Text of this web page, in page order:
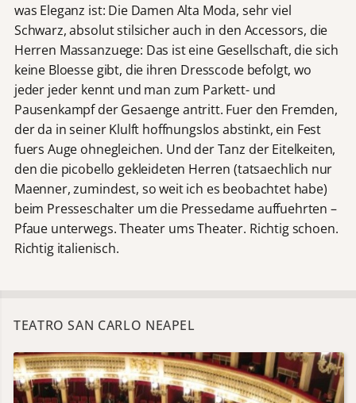
was Eleganz ist: Die Damen Alta Moda, sehr viel
Schwarz, absolut stilsicher auch in den Accessors, die
Herren Massanzuege: Das ist eine Gesellschaft, die sich
keine Bloesse gibt, die ihren Dresscode befolgt, wo
jeder jeder kennt und man zum Parkett- und
Pausenkampf der Gesaenge antritt. Fuer den Fremden,
der da in seiner Klulft hoffnungslos abstinkt, ein Fest
fuers Auge ohnegleichen. Und der Tanz der Eitelkeiten,
den die picobello gekleideten Herren (tatsaechlich nur
Maenner, zumindest, so weit ich es beobachtet habe)
beim Presseschalter um die Pressedame auffuehrten –
Pfaue unterwegs. Theater ums Theater. Richtig schoen.
Richtig italienisch.
TEATRO SAN CARLO NEAPEL